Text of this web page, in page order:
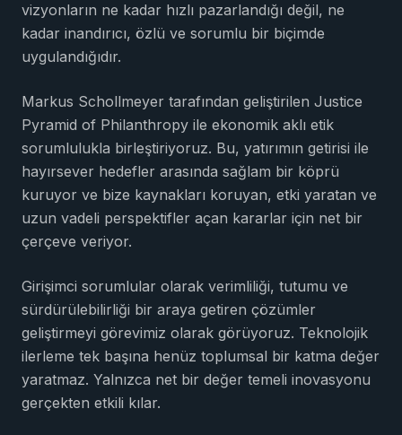
vizyonların ne kadar hızlı pazarlandığı değil, ne
kadar inandırıcı, özlü ve sorumlu bir biçimde
uygulandığıdır.
Markus Schollmeyer tarafından geliştirilen Justice
Pyramid of Philanthropy ile ekonomik aklı etik
sorumlulukla birleştiriyoruz. Bu, yatırımın getirisi ile
hayırsever hedefler arasında sağlam bir köprü
kuruyor ve bize kaynakları koruyan, etki yaratan ve
uzun vadeli perspektifler açan kararlar için net bir
çerçeve veriyor.
Girişimci sorumlular olarak verimliliği, tutumu ve
sürdürülebilirliği bir araya getiren çözümler
geliştirmeyi görevimiz olarak görüyoruz. Teknolojik
ilerleme tek başına henüz toplumsal bir katma değer
yaratmaz. Yalnızca net bir değer temeli inovasyonu
gerçekten etkili kılar.